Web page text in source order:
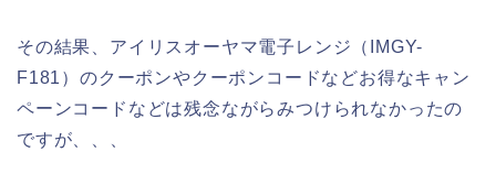
その結果、アイリスオーヤマ電子レンジ（IMGY-
F181）のクーポンやクーポンコードなどお得なキャン
ペーンコードなどは残念ながらみつけられなかったの
ですが、、、